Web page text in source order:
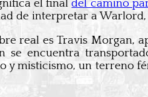
el finaldel camino
de interpretar a
real es Travis Morgan,
se encuentra
y misticismo, un terreno